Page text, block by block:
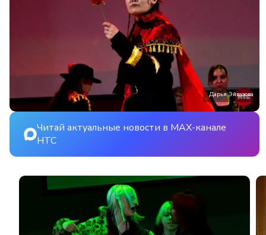
Дарья Эйвазова
Читай актуальные новости в MAX-канале
НТС